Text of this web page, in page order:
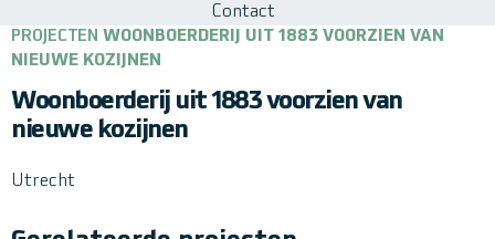
Contact
PROJECTEN WOONBOERDERIJ UIT 1883 VOORZIEN VAN
NIEUWE KOZIJNEN
Woonboerderij uit 1883 voorzien van
nieuwe kozijnen
Utrecht